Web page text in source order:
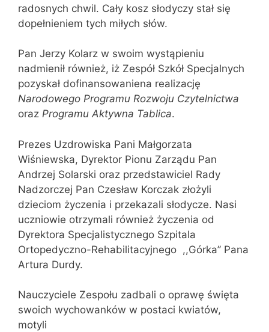
radosnych chwil. Cały kosz słodyczy stał się
dopełnieniem tych miłych słów.
Pan Jerzy Kolarz w swoim wystąpieniu
nadmienił również, iż Zespół Szkół Specjalnych
pozyskał dofinansowaniena realizację
Narodowego Programu Rozwoju Czytelnictwa
oraz Programu Aktywna Tablica.
Prezes Uzdrowiska Pani Małgorzata
Wiśniewska, Dyrektor Pionu Zarządu Pan
Andrzej Solarski oraz przedstawiciel Rady
Nadzorczej Pan Czesław Korczak złożyli
dzieciom życzenia i przekazali słodycze. Nasi
uczniowie otrzymali również życzenia od
Dyrektora Specjalistycznego Szpitala
Ortopedyczno-Rehabilitacyjnego ,,Górka’’ Pana
Artura Durdy.
Nauczyciele Zespołu zadbali o oprawę święta
swoich wychowanków w postaci kwiatów,
motyli